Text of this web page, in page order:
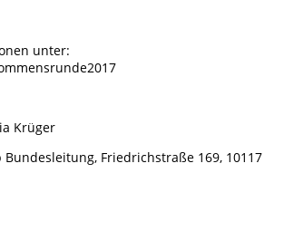
unter:
Krüger
Friedrichstraße 169, 10117